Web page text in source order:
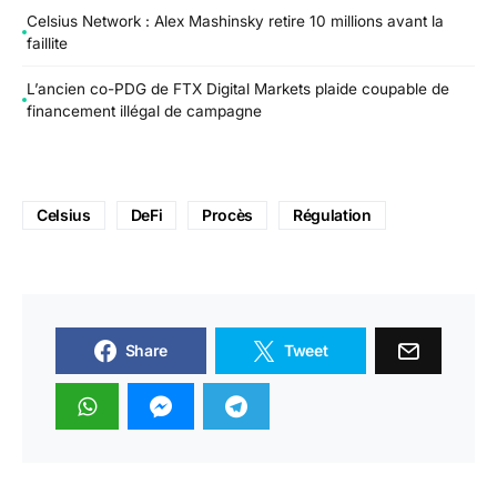
Celsius Network : Alex Mashinsky retire 10 millions avant la
faillite
L’ancien co-PDG de FTX Digital Markets plaide coupable de
financement illégal de campagne
Celsius DeFi Procès Régulation
Share Tweet